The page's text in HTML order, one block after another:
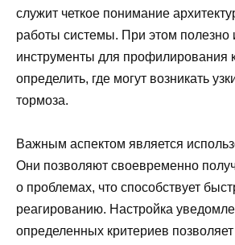
служит четкое понимание
работы системы. При этом полезно
инструменты для профилирования
определить, где могут возникать
тормоза.
Важным аспектом является
Они позволяют своевременно
о проблемах, что способствует
реагированию. Настройка
определенных критериев